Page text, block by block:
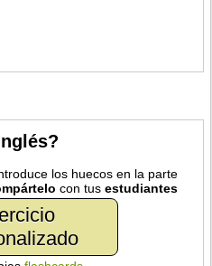
los huecos en la parte
con tusestudiantes